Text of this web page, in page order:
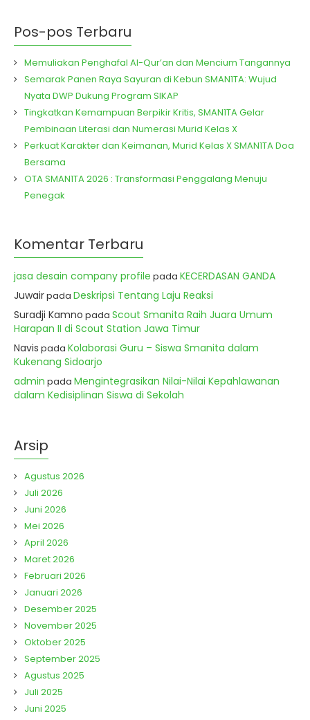
Pos-pos Terbaru
Memuliakan Penghafal Al-Qur’an dan Mencium Tangannya
Semarak Panen Raya Sayuran di Kebun SMAN1TA: Wujud
Nyata DWP Dukung Program SIKAP
Tingkatkan Kemampuan Berpikir Kritis, SMAN1TA Gelar
Pembinaan Literasi dan Numerasi Murid Kelas X
Perkuat Karakter dan Keimanan, Murid Kelas X SMAN1TA Doa
Bersama
OTA SMAN1TA 2026 : Transformasi Penggalang Menuju
Penegak
Komentar Terbaru
jasa desain company profile pada KECERDASAN GANDA
Juwairpada Deskripsi Tentang Laju Reaksi
Suradji Kamno pada Scout Smanita Raih Juara Umum
Harapan II di Scout Station Jawa Timur
Navis pada Kolaborasi Guru – Siswa Smanita dalam
Kukenang Sidoarjo
admin pada Mengintegrasikan Nilai-Nilai Kepahlawanan
dalam Kedisiplinan Siswa di Sekolah
Arsip
Agustus 2026
Juli 2026
Juni 2026
Mei 2026
April 2026
Maret 2026
Februari 2026
Januari 2026
Desember 2025
November 2025
Oktober 2025
September 2025
Agustus 2025
Juli 2025
Juni 2025